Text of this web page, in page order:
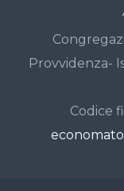
Provvidenza-
Codice